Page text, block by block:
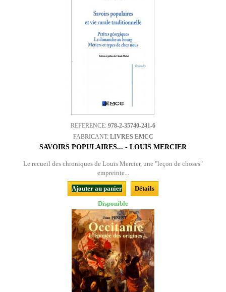
REFERENCE: 978-2-35740-241-6
FABRICANT: LIVRES EMCC
SAVOIRS POPULAIRES... - LOUIS MERCIER
Le recueil des chroniques de Louis Mercier, une "leçon de choses"
empreinte...
Ajouter au panier
Détails
Disponible